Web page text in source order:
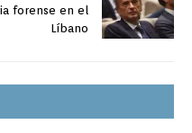
forense en el
Líbano